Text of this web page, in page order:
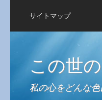
サイトマップ
この世
私の心をどんな